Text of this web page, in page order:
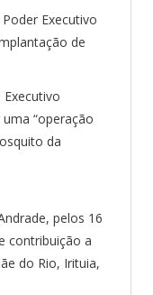
Executivo
de
“operação
da
pelos 16
contribuição a
do Rio, Irituia,